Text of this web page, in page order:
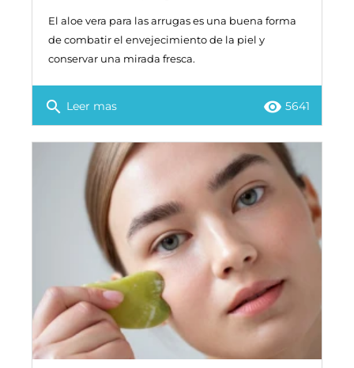
El aloe vera para las arrugas es una buena forma
de combatir el envejecimiento de la piel y
conservar una mirada fresca.
search Leer mas remove_red_eye 5641